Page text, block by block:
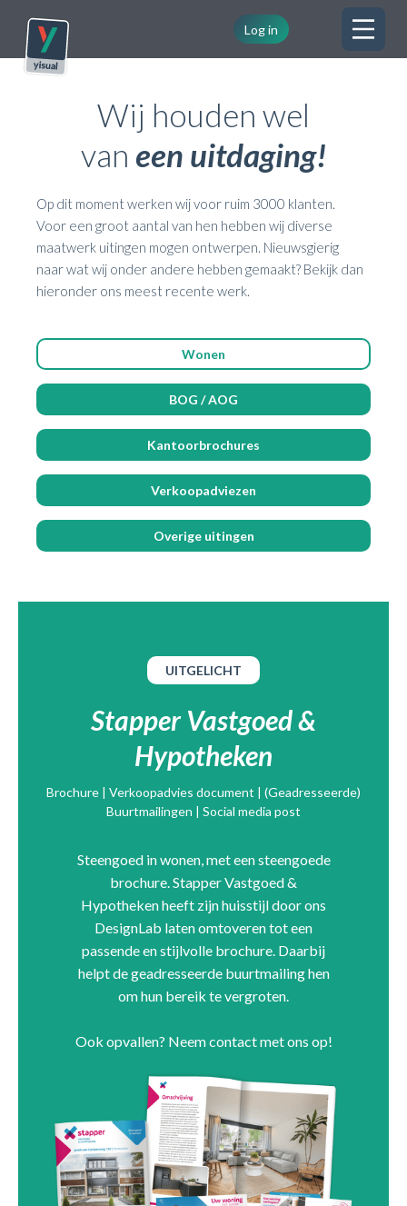
Log in
Wij houden wel
van een uitdaging!
Op dit moment werken wij voor ruim 3000 klanten.
Voor een groot aantal van hen hebben wij diverse
maatwerk uitingen mogen ontwerpen. Nieuwsgierig
naar wat wij onder andere hebben gemaakt? Bekijk dan
hieronder ons meest recente werk.
Wonen
BOG / AOG
Kantoorbrochures
Verkoopadviezen
Overige uitingen
UITGELICHT
Stapper Vastgoed &
Hypotheken
Brochure | Verkoopadvies document | (Geadresseerde)
Buurtmailingen | Social media post
Steengoed in wonen, met een steengoede
brochure. Stapper Vastgoed &
Hypotheken heeft zijn huisstijl door ons
DesignLab laten omtoveren tot een
passende en stijlvolle brochure. Daarbij
helpt de geadresseerde buurtmailing hen
om hun bereik te vergroten.
Ook opvallen? Neem contact met ons op!